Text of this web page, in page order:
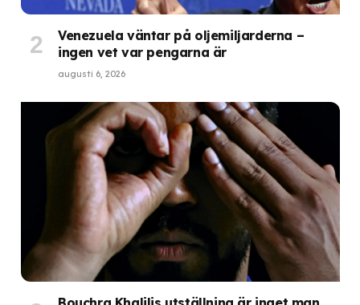
Venezuela väntar på oljemiljarderna –
ingen vet var pengarna är
augusti 6, 2026